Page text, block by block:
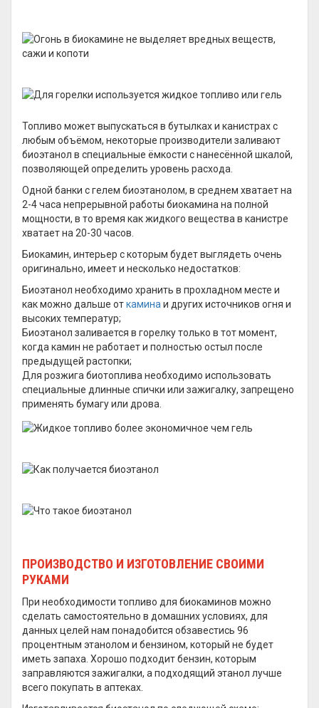
Топливо может выпускаться в бутылках и канистрах с
любым объёмом, некоторые производители заливают
биоэтанол в специальные ёмкости с нанесённой шкалой,
позволяющей определить уровень расхода.
Одной банки с гелем биоэтанолом, в среднем хватает на
2-4 часа непрерывной работы биокамина на полной
мощности, в то время как жидкого вещества в канистре
хватает на 20-30 часов.
Биокамин, интерьер с которым будет выглядеть очень
оригинально, имеет и несколько недостатков:
Биоэтанол необходимо хранить в прохладном месте и
как можно дальше откамина и других источников огня и
высоких температур;
Биоэтанол заливается в горелку только в тот момент,
когда камин не работает и полностью остыл после
предыдущей растопки;
Для розжига биотоплива необходимо использовать
специальные длинные спички или зажигалку, запрещено
применять бумагу или дрова.
ПРОИЗВОДСТВО И ИЗГОТОВЛЕНИЕ СВОИМИ
РУКАМИ
При необходимости топливо для биокаминов можно
сделать самостоятельно в домашних условиях, для
данных целей нам понадобится обзавестись 96
процентным этанолом и бензином, который не будет
иметь запаха. Хорошо подходит бензин, которым
заправляются зажигалки, а подходящий этанол лучше
всего покупать в аптеках.